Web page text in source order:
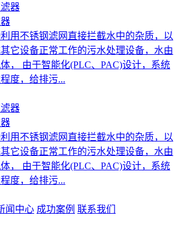
用不锈钢滤网直接拦截水中的杂质，以
它设备正常工作的污水处理设备，水由
， 由于智能化(PLC、PAC)设计，系统
度，给排污...
用不锈钢滤网直接拦截水中的杂质，以
它设备正常工作的污水处理设备，水由
， 由于智能化(PLC、PAC)设计，系统
度，给排污...
闻中心 成功案例 联系我们